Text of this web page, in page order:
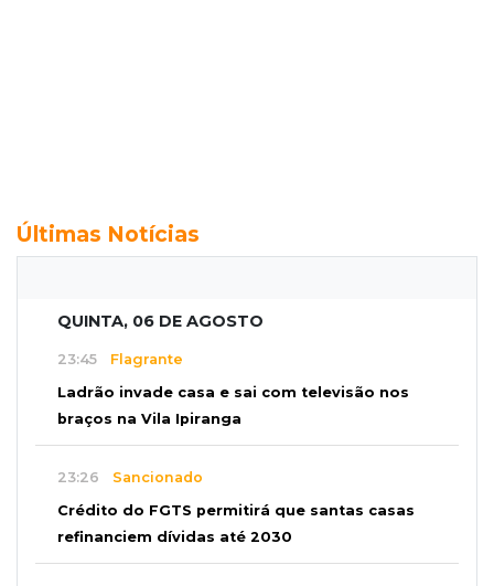
Últimas Notícias
QUINTA, 06 DE AGOSTO
23:45 Flagrante
Ladrão invade casa e sai com televisão nos
braços na Vila Ipiranga
23:26 Sancionado
Crédito do FGTS permitirá que santas casas
refinanciem dívidas até 2030